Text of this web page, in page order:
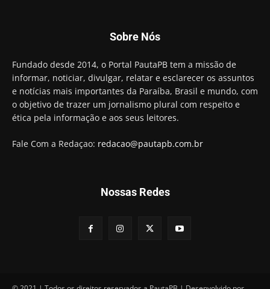
preso e faz vídeo na cadeia
Hugo Motta retira projeto que permitia bancos
"confiscar" dinheiro de clientes
01:49
Descaso da gestão Panta deixa crianças e
professoras 'ilhadas' em creche
00:16
Sobre Nós
Fundado desde 2014, o Portal PautaPB tem a missão de
informar, noticiar, divulgar, relatar e esclarecer os assuntos
e notícias mais importantes da Paraíba, Brasil e mundo, com
o objetivo de trazer um jornalismo plural com respeito e
ética pela informação e aos seus leitores.
Fale Com a Redaçao: redacao@pautapb.com.br
Nossas Redes